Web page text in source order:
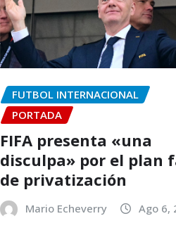
FUTBOL INTERNACIONAL
PORTADA
FIFA presenta «una
disculpa» por el plan
de privatización
Mario Echeverry Ago 6,